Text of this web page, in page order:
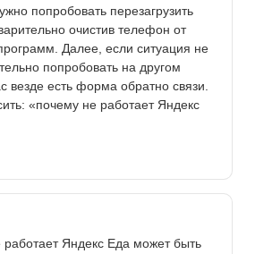
попробовать перезагрузить
очистив телефон от
Далее, если ситуация не
попробовать на другом
везде есть форма обратно связи.
«почему не работает Яндекс
Яндекс Еда может быть